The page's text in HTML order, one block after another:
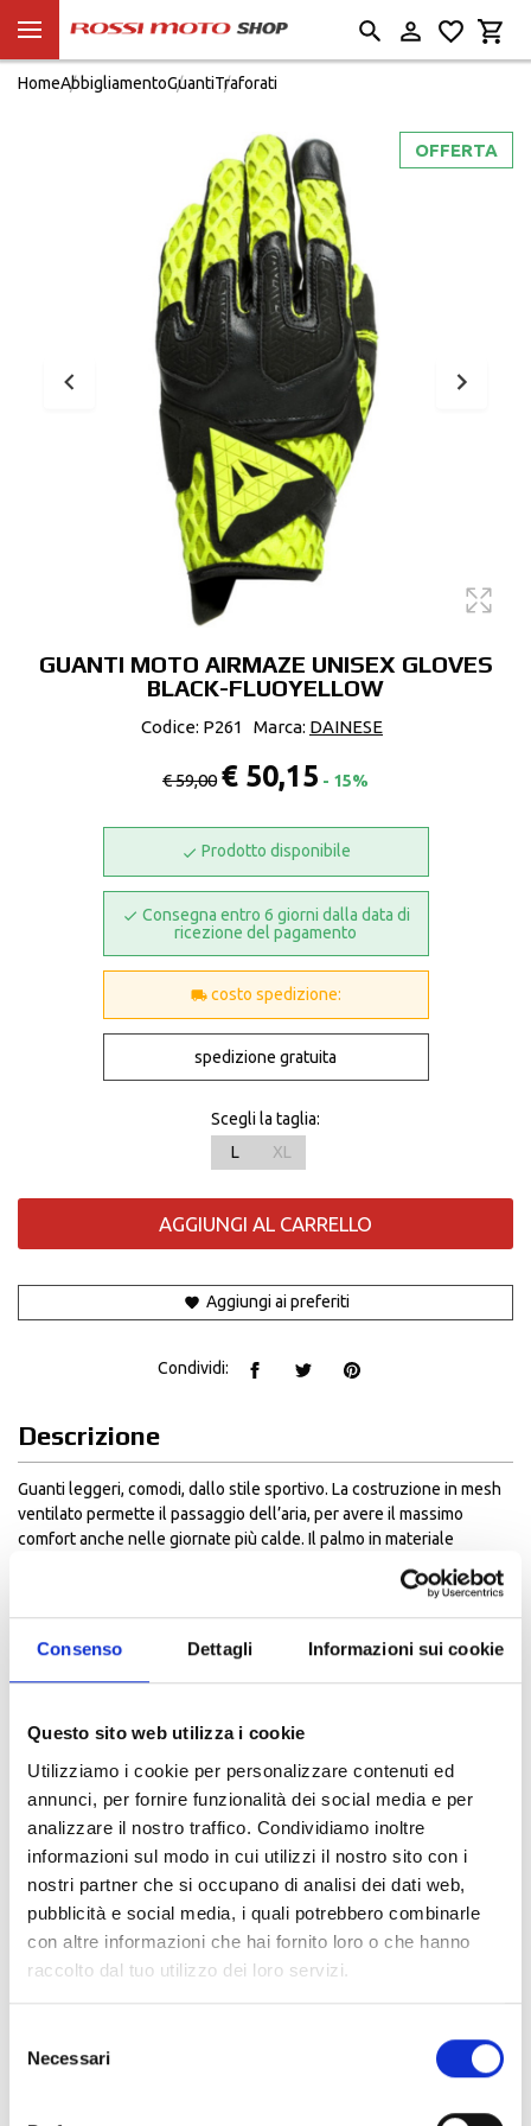
Consenso Dettagli Informazioni sui cookie
Questo sito web utilizza i cookie
Utilizziamo i cookie per personalizzare contenuti ed
annunci, per fornire funzionalità dei social media e per
analizzare il nostro traffico. Condividiamo inoltre
informazioni sul modo in cui utilizzi il nostro sito con i
nostri partner che si occupano di analisi dei dati web,
pubblicità e social media, i quali potrebbero combinarle
con altre informazioni che hai fornito loro o che hanno
raccolto dal tuo utilizzo dei loro servizi.
delNecessari
HomeAbbigliamentoGuantiTraforati
OFFERTA
GUANTI MOTO AIRMAZE UNISEX GLOVES
BLACK-FLUOYELLOW
Codice: P261 Marca: DAINESE
€ 59,00 € 50,15 - 15%
Prodotto disponibile
Consegna entro 6 giorni dalla data di
ricezione del pagamento
costo spedizione:
spedizione gratuita
Scegli la taglia:
L
XL
AGGIUNGI AL CARRELLO
Aggiungi ai preferiti
Condividi:
Descrizione
Guanti leggeri, comodi, dallo stile sportivo. La costruzione in mesh
ventilato permette il passaggio dell’aria, per avere il massimo
comfort anche nelle giornate più calde. Il palmo in materiale
sintetico rinforzato offre resistenza ottimale all’abrasione. Sul
dorso della mano sono presenti ulteriori rinforzi in materiale
morbido, per aumentare la capacità protettiva senza influire sul
comfort e la libertà di movimento della mano. L'innovativa
costruzione con cucitura laterale permette di non avere fastidiose
parti di contatto sulla punta delle dita, per un comfort ancora
Smart Touch, per poter usare smartphone e sistemi GPS touch-
screen senza la necessità di sfilare il guanto.
TEMPERATURA
Tessuto mesh traforato sulle dita e sul dorso della mano
ERGONOMIA
Fascia polsino regolabile
Polsino in neoprene
Dita pre-curvate
CARATTERISTICHE
Dainese Smart Touch
PERFORMANCE SHOCK
Guanti certificati secondo la norma CE - Cat. II - EN 13594/2015 cat.